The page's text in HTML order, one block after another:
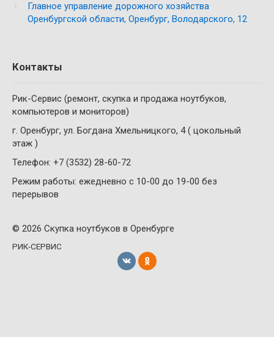
Главное управление дорожного хозяйства
Оренбургской области, Оренбург, Володарского, 12
Контакты
Рик-Сервис (ремонт, скупка и продажа ноутбуков,
компьютеров и мониторов)
г. Оренбург, ул. Богдана Хмельницкого, 4 ( цокольный
этаж )
Телефон: +7 (3532) 28-60-72
Режим работы: ежедневно с 10-00 до 19-00 без
перерывов
© 2026 Скупка ноутбуков в Оренбурге
РИК-СЕРВИС